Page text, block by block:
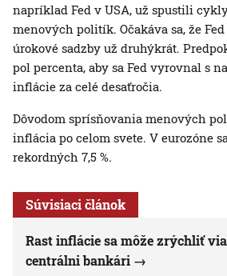
napríklad Fed v USA, už spustili
menových politík. Očakáva sa, že
úrokové sadzby už druhýkrát.
pol percenta, aby sa Fed vyrovnal s
inflácie za celé desaťročia.
Dôvodom sprísňovania menových
inflácia po celom svete. V eurozóne
rekordných 7,5 %.
Súvisiaci článok
Rast inflácie sa môže zrýchliť
centrálni bankári